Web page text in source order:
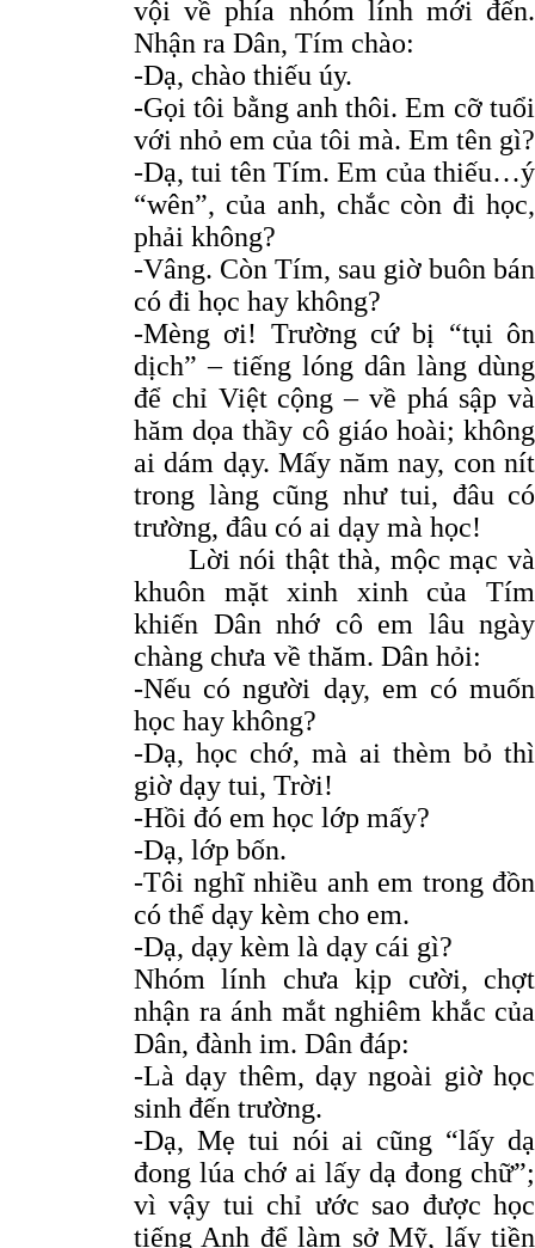
vội về phía nhóm lính mới đến.
Nhận ra Dân, Tím chào:
-Dạ, chào thiếu úy.
-Gọi tôi bằng anh thôi. Em cỡ tuổi
với nhỏ em của tôi mà. Em tên gì?
-Dạ, tui tên Tím. Em của thiếu…ý
“wên”, của anh, chắc còn đi học,
phải không?
-Vâng. Còn Tím, sau giờ buôn bán
có đi học hay không?
-Mèng ơi! Trường cứ bị “tụi ôn
dịch” – tiếng lóng dân làng dùng
để chỉ Việt cộng – về phá sập và
hăm dọa thầy cô giáo hoài; không
ai dám dạy. Mấy năm nay, con nít
trong làng cũng như tui, đâu có
trường, đâu có ai dạy mà học!
Lời nói thật thà, mộc mạc và
khuôn mặt xinh xinh của Tím
khiến Dân nhớ cô em lâu ngày
chàng chưa về thăm. Dân hỏi:
-Nếu có người dạy, em có muốn
học hay không?
-Dạ, học chớ, mà ai thèm bỏ thì
giờ dạy tui, Trời!
-Hồi đó em học lớp mấy?
-Dạ, lớp bốn.
-Tôi nghĩ nhiều anh em trong đồn
có thể dạy kèm cho em.
-Dạ, dạy kèm là dạy cái gì?
Nhóm lính chưa kịp cười, chợt
nhận ra ánh mắt nghiêm khắc của
Dân, đành im. Dân đáp:
-Là dạy thêm, dạy ngoài giờ học
sinh đến trường.
-Dạ, Mẹ tui nói ai cũng “lấy dạ
đong lúa chớ ai lấy dạ đong chữ”;
vì vậy tui chỉ ước sao được học
tiếng Anh để làm sở Mỹ, lấy tiền